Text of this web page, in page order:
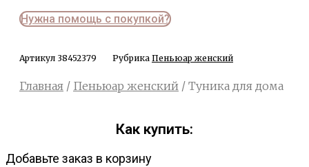
Нужна помощь с покупкой?
Артикул 38452379 Рубрика Пеньюар женский
Главная / Пеньюар женский / Туника для дома
Как купить:
Добавьте заказ в корзину